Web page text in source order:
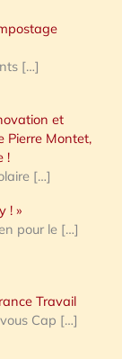
[…]
et
Pierre Montet,
!
[…]
! »
pour le […]
Travail
Cap […]